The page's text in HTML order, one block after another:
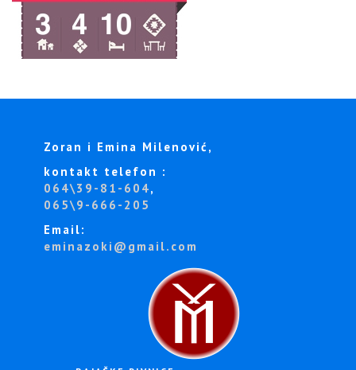
Zoran i Emina Milenović,
kontakt telefon :
064\39-81-604,
065\9-666-205
Email:
eminazoki@gmail.com